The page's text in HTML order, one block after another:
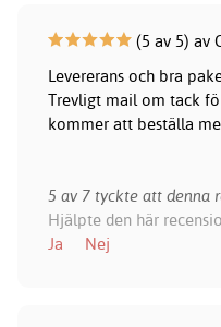
(5 av 5) av
Levererans och bra
Trevligt mail om tack
kommer att beställa
5 av 7 tyckte att denna
Hjälpte den här
Ja
Nej